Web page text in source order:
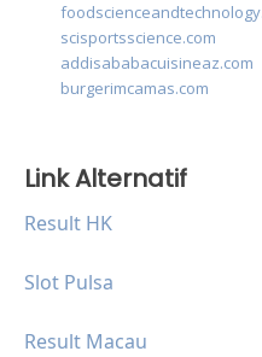
scisportsscience.com
addisababacuisineaz.com
burgerimcamas.com
Link Alternatif
Result HK
Slot Pulsa
Result Macau